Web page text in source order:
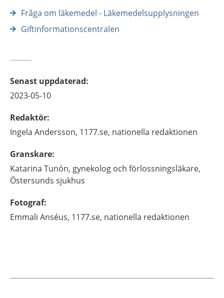
Fråga om läkemedel - Läkemedelsupplysningen
Giftinformationscentralen
Senast uppdaterad:
2023-05-10
Redaktör:
Ingela Andersson, 1177.se, nationella redaktionen
Granskare:
Katarina Tunón, gynekolog och förlossningsläkare,
Östersunds sjukhus
Fotograf:
Emmali Anséus, 1177.se, nationella redaktionen